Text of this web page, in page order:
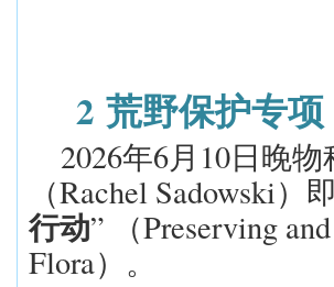
2 荒野保护专项
2026年6月 10日晚物
（Rachel Sadowski）
行动” （Preserving
Flora）。